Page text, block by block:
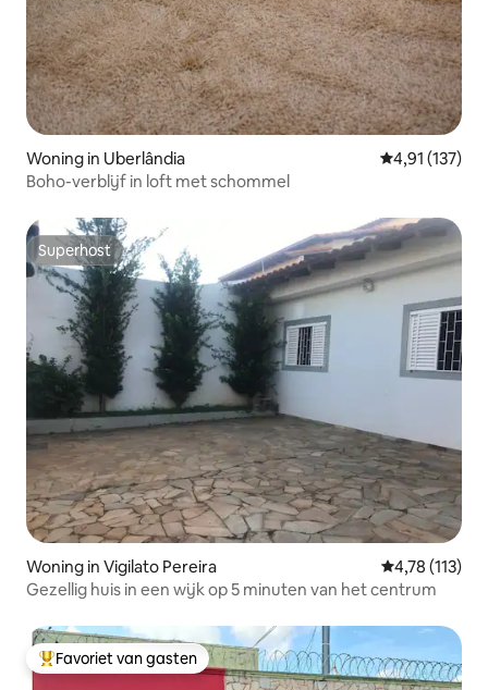
Woning in Uberlândia Gemiddelde
4,91 (137)
Boho-verblijf in loft met schommel
Superhost
Superhost
Woning in Vigilato Pereira Gemiddelde
4,78 (113)
Gezellig huis in een wijk op 5 minuten van het centrum
Topfavoriet van gasten
Favoriet van gasten